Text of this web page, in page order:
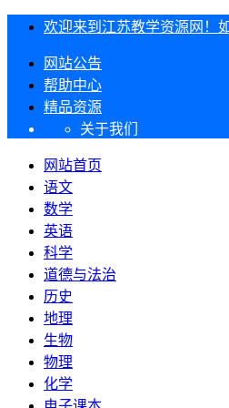
欢迎来到江苏教学资源网！
网站公告
帮助中心
精品资源
关于我们
网站首页
语文
数学
英语
科学
道德与法治
历史
地理
生物
物理
化学